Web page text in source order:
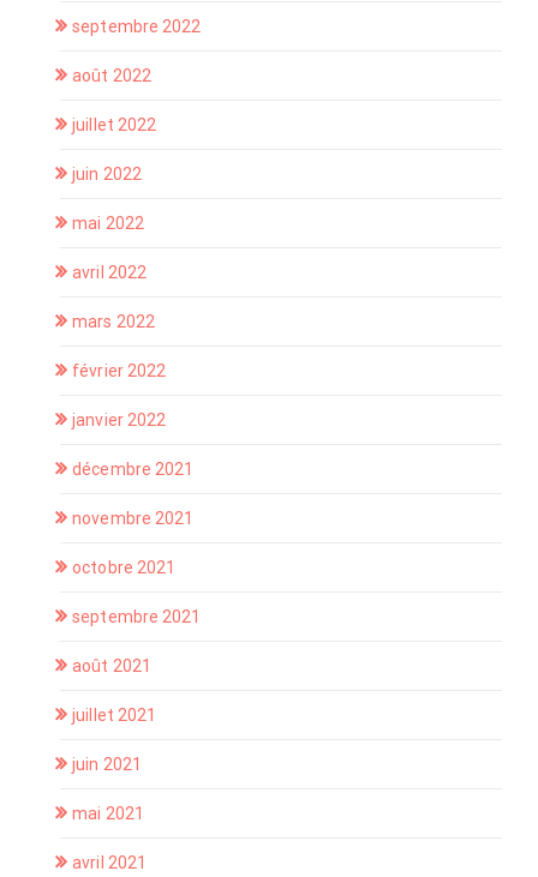
septembre 2022
août 2022
juillet 2022
juin 2022
mai 2022
avril 2022
mars 2022
février 2022
janvier 2022
décembre 2021
novembre 2021
octobre 2021
septembre 2021
août 2021
juillet 2021
juin 2021
mai 2021
avril 2021